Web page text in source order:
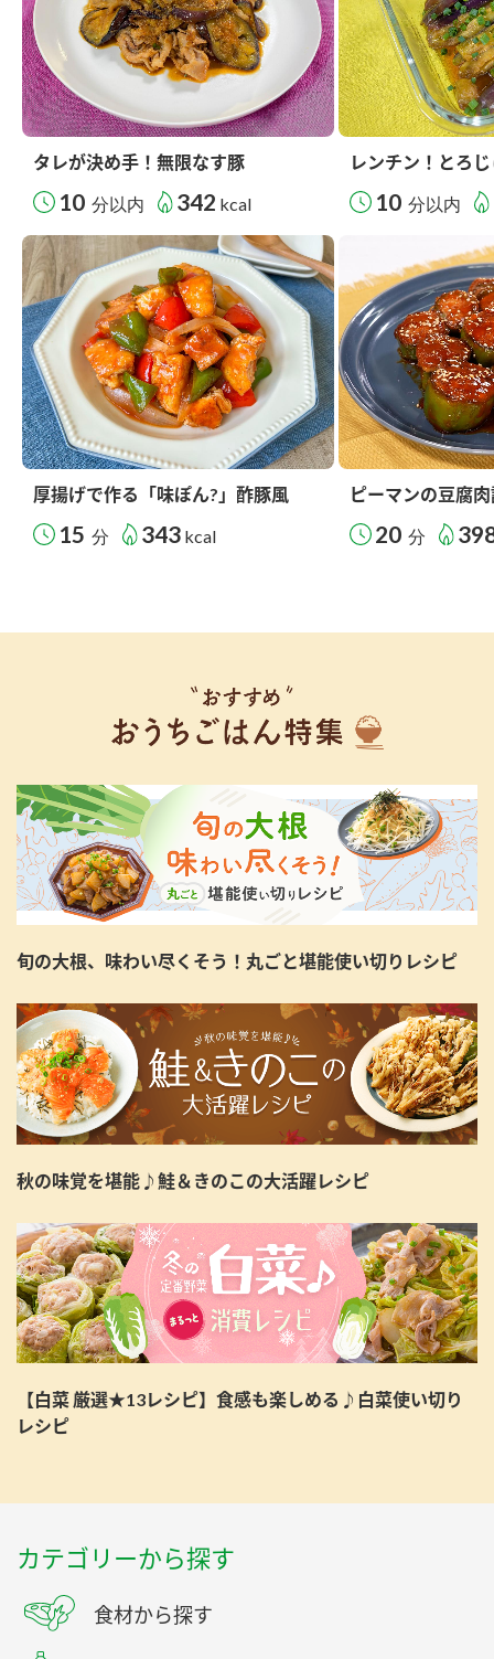
タレが決め手！無限なす豚
10 分以内 342 kcal
レンチン！とろ
10 分以内
厚揚げで作る「味ぽん?」酢豚風
15 分 343 kcal
ピーマンの豆腐
20 分
旬の大根、味わい尽くそう！丸ごと堪能使い切りレシピ
秋の味覚を堪能♪鮭＆きのこの大活躍レシピ
【白菜 厳選★13レシピ】食感も楽しめる♪白菜使い切り
レシピ
カテゴリーから探す
食材から探す